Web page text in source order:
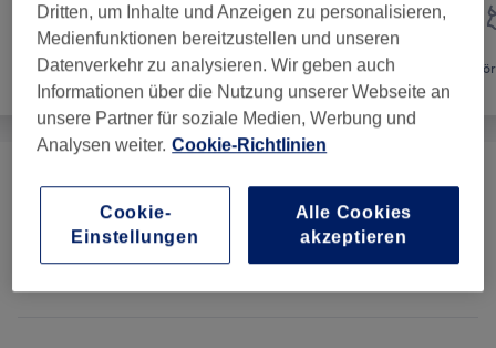
Gesicht Massage
Massagen (102) ab 10 €
Dritten, um Inhalte und Anzeigen zu personalisieren,
Medienfunktionen bereitzustellen und unseren
Datenverkehr zu analysieren. Wir geben auch
Informationen über die Nutzung unserer Webseite an
unsere Partner für soziale Medien, Werbung und
Analysen weiter. Cookie-Richtlinien
Cookie-
Einstellungen
Alle Cookies
akzeptieren